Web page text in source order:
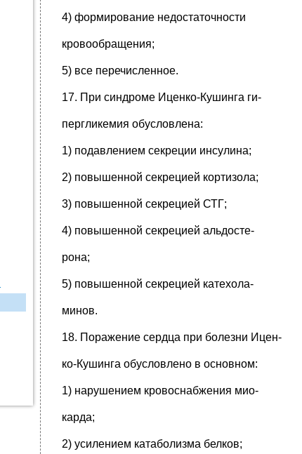
4) формирование недостаточности
кровообращения;
5) все перечисленное.
17. При синдроме Иценко-Кушинга ги-
пергликемия обусловлена:
1) подавлением секреции инсулина;
2) повышенной секрецией кортизола;
3) повышенной секрецией СТГ;
4) повышенной секрецией альдосте-
рона;
5) повышенной секрецией катехола-
минов.
18. Поражение сердца при болезни Ицен-
ко-Кушинга обусловлено в основном:
1) нарушением кровоснабжения мио-
карда;
2) усилением катаболизма белков;